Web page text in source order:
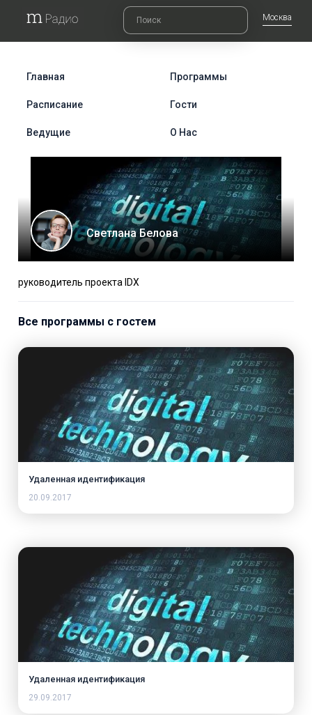
Москва
Главная Программы
Расписание Гости
Ведущие О Нас
Светлана Белова
руководитель проекта IDX
Все программы с гостем
Удаленная идентификация
20.09.2017
Удаленная идентификация
29.09.2017